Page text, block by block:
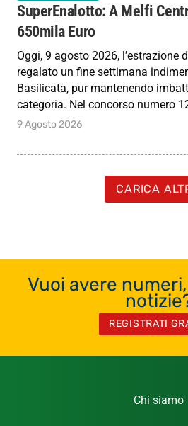
SuperEnalotto: A Melfi
650mila Euro
Oggi, 9 agosto 2026, l’estrazione
regalato un fine settimana
Basilicata, pur mantenendo
categoria. Nel concorso numero
9 Agosto 2026
CARICA
Vuoi avere
REGISTRATI
Chi siamo